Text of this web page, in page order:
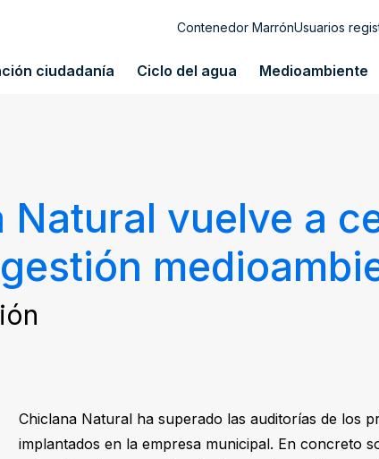
Contenedor MarrónUsuarios
ciudadanía Ciclo del agua Medioambiente
Natural vuelve a
Chiclana Natural ha superado las auditorías de los
implantados en la empresa municipal. En concreto